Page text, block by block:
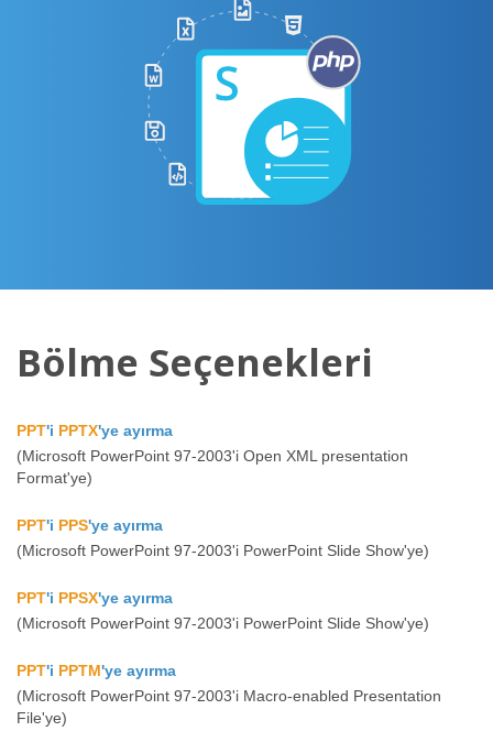
Bölme Seçenekleri
PPT'i PPTX'ye ayırma
(Microsoft PowerPoint 97-2003'i Open XML presentation
Format'ye)
PPT'i PPS'ye ayırma
(Microsoft PowerPoint 97-2003'i PowerPoint Slide Show'ye)
PPT'i PPSX'ye ayırma
(Microsoft PowerPoint 97-2003'i PowerPoint Slide Show'ye)
PPT'i PPTM'ye ayırma
(Microsoft PowerPoint 97-2003'i Macro-enabled Presentation
File'ye)